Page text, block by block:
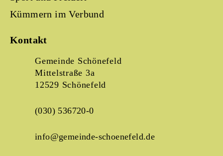
Kümmern im Verbund
Kontakt
Gemeinde Schönefeld
Mittelstraße 3a
12529 Schönefeld
(030) 536720-0
info@gemeinde-schoenefeld.de